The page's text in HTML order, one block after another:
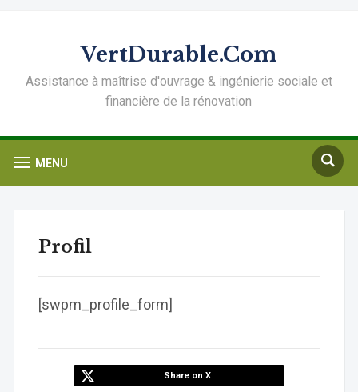
VertDurable.Com
Assistance à maîtrise d'ouvrage & ingénierie sociale et
financière de la rénovation
MENU
Profil
[swpm_profile_form]
Share on X